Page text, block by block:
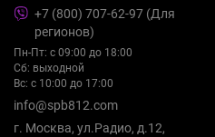
+7 (800) 707-62-97 (Для
регионов)
Пн-Пт: с 09:00 до 18:00
Сб: выходной
Вс: с 10:00 до 17:00
info@spb812.com
г. Москва, ул.Радио, д.12,